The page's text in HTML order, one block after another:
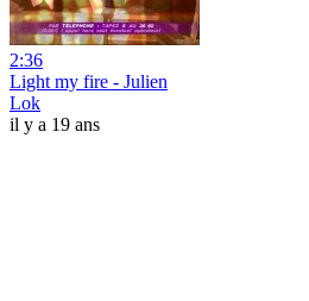
2:36
Light my fire - Julien
Lok
il y a 19 ans